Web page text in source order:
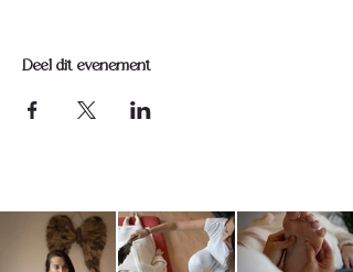
Deel dit evenement